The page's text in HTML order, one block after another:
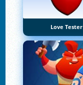
Love Tester